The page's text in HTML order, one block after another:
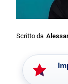
Scritto da